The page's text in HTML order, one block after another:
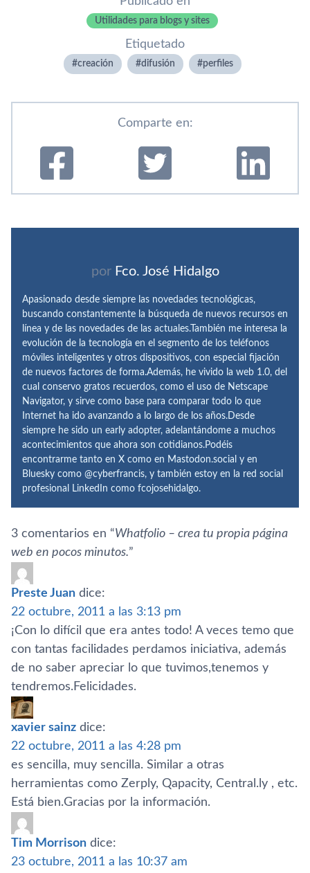
Utilidades para blogs y sites
Etiquetado
creación difusión perfiles
Comparte en:
por Fco. José Hidalgo
Apasionado desde siempre las novedades tecnológicas,
buscando constantemente la búsqueda de nuevos recursos en
línea y de las novedades de las actuales.También me interesa la
evolución de la tecnología en el segmento de los teléfonos
móviles inteligentes y otros dispositivos, con especial fijación
de nuevos factores de forma.Además, he vivido la web 1.0, del
cual conservo gratos recuerdos, como el uso de Netscape
Navigator, y sirve como base para comparar todo lo que
Internet ha ido avanzando a lo largo de los años.Desde
siempre he sido un early adopter, adelantándome a muchos
acontecimientos que ahora son cotidianos.Podéis
encontrarme tanto en X como en Mastodon.social y en
Bluesky como @cyberfrancis, y también estoy en la red social
profesional LinkedIn como fcojosehidalgo.
3 comentarios en “Whatfolio – crea tu propia página
web en pocos minutos.”
Preste Juan dice:
22 octubre, 2011 a las 3:13 pm
¡Con lo difí­cil que era antes todo! A veces temo que
con tantas facilidades perdamos iniciativa, además
de no saber apreciar lo que tuvimos,tenemos y
tendremos.Felicidades.
xavier sainz dice:
22 octubre, 2011 a las 4:28 pm
es sencilla, muy sencilla. Similar a otras
herramientas como Zerply, Qapacity, Central.ly , etc.
Está bien.Gracias por la información.
Tim Morrison dice:
23 octubre, 2011 a las 10:37 am